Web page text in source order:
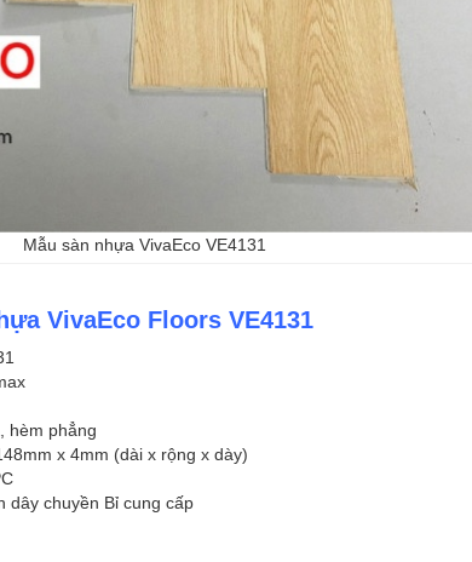
Mẫu sàn nhựa VivaEco VE4131
VivaEco Floors VE4131
hèm phẳng
x 4mm (dài x rộng x dày)
dây chuyền Bỉ cung cấp